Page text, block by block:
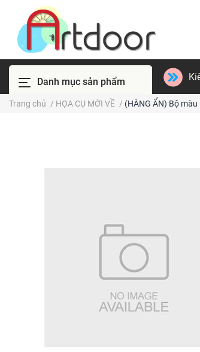
Danh mục sản phẩm
Trang chủ / HỌA CỤ MỚI VỀ / (HÀNG ẨN) Bộ